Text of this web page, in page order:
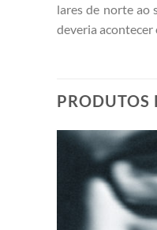
lares de norte ao
deveria acontecer
PRODUTOS